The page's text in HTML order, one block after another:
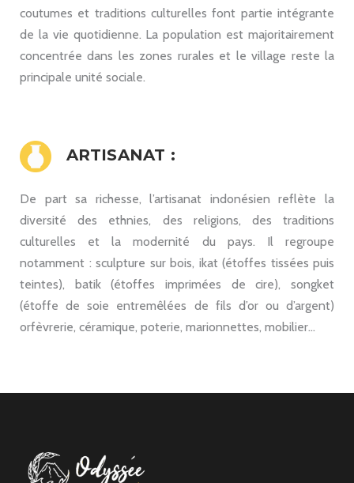
coutumes et traditions culturelles font partie intégrante
de la vie quotidienne. La population est majoritairement
concentrée dans les zones rurales et le village reste la
principale unité sociale.
ARTISANAT :
De part sa richesse, l’artisanat indonésien reflète la
diversité des ethnies, des religions, des traditions
culturelles et la modernité du pays. Il regroupe
notamment : sculpture sur bois, ikat (étoffes tissées puis
teintes), batik (étoffes imprimées de cire), songket
(étoffe de soie entremêlées de fils d’or ou d’argent)
orfèvrerie, céramique, poterie, marionnettes, mobilier…